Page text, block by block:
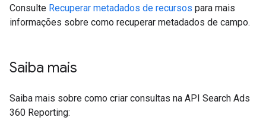
Consulte Recuperar metadados de recursos para mais
informações sobre como recuperar metadados de campo.
Saiba mais
Saiba mais sobre como criar consultas na API Search Ads
360 Reporting: